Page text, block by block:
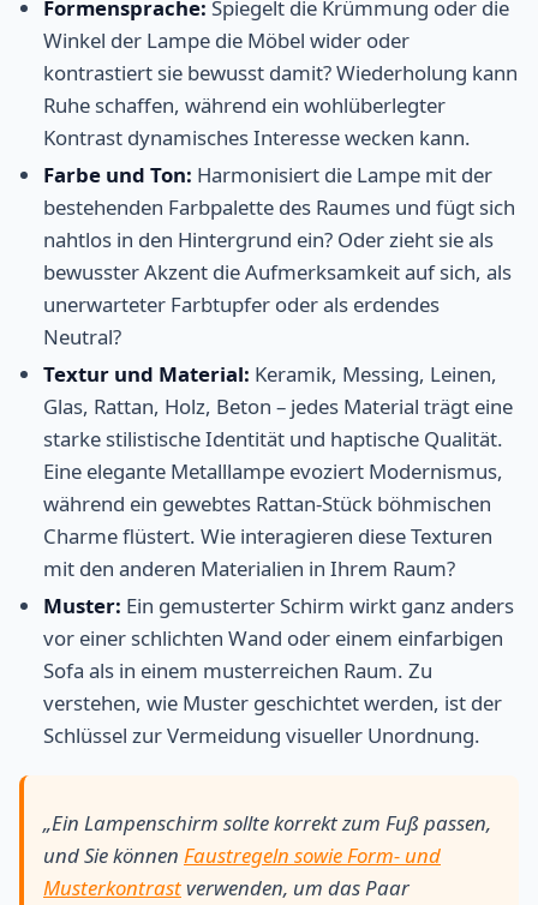
Formensprache: Spiegelt die Krümmung oder die
Winkel der Lampe die Möbel wider oder
kontrastiert sie bewusst damit? Wiederholung kann
Ruhe schaffen, während ein wohlüberlegter
Kontrast dynamisches Interesse wecken kann.
Farbe und Ton: Harmonisiert die Lampe mit der
bestehenden Farbpalette des Raumes und fügt sich
nahtlos in den Hintergrund ein? Oder zieht sie als
bewusster Akzent die Aufmerksamkeit auf sich, als
unerwarteter Farbtupfer oder als erdendes
Neutral?
Textur und Material: Keramik, Messing, Leinen,
Glas, Rattan, Holz, Beton – jedes Material trägt eine
starke stilistische Identität und haptische Qualität.
Eine elegante Metalllampe evoziert Modernismus,
während ein gewebtes Rattan-Stück böhmischen
Charme flüstert. Wie interagieren diese Texturen
mit den anderen Materialien in Ihrem Raum?
Muster: Ein gemusterter Schirm wirkt ganz anders
vor einer schlichten Wand oder einem einfarbigen
Sofa als in einem musterreichen Raum. Zu
verstehen, wie Muster geschichtet werden, ist der
Schlüssel zur Vermeidung visueller Unordnung.
„Ein Lampenschirm sollte korrekt zum Fuß passen,
und Sie können Faustregeln sowie Form- und
Musterkontrastverwenden, um das Paar